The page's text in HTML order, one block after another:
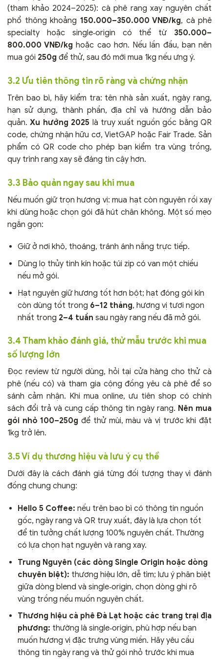
(tham khảo 2024–2025): cà phê rang xay nguyên chất
phổ thông khoảng 150.000–350.000 VNĐ/kg, cà phê
specialty hoặc single‑origin có thể từ 350.000–
800.000 VNĐ/kg hoặc cao hơn. Nếu lần đầu, bạn nên
mua gói 250g để thử, sau đó mới mua 1kg nếu ưng ý.
3.2 Ưu tiên thông tin rõ ràng và chứng nhận
Trên bao bì, hãy kiểm tra: tên nhà sản xuất, ngày rang,
hạn sử dụng, thành phần, địa chỉ và hướng dẫn bảo
quản.Xu hướng 2025 là truy xuất nguồn gốc bằng QR
code, chứng nhận hữu cơ, VietGAP hoặc Fair Trade. Sản
phẩm có QR code cho phép bạn kiểm tra vùng trồng,
quy trình rang xay sẽ đáng tin cậy hơn.
3.3 Bảo quản ngay sau khi mua
Nếu muốn giữ trọn hương vị: mua hạt còn nguyên rồi xay
khi dùng hoặc chọn gói đã hút chân không. Một số mẹo
ngắn gọn:
Giữ ở nơi khô, thoáng, tránh ánh nắng trực tiếp.
Dùng lọ thủy tinh kín hoặc túi zip có van một chiều
nếu mở gói.
Hạt nguyên giữ hương tốt hơn bột; hạt đóng gói kín
còn dùng tốt trong 6–12 tháng, hương vị tươi ngon
nhất trong 2–4 tuần sau ngày rang nếu đã mở gói.
3.4 Tham khảo đánh giá, thử mẫu trước khi mua
số lượng lớn
Đọc review từ người dùng, hỏi tại cửa hàng cho thử cà
phê (nếu có) và tham gia cộng đồng yêu cà phê để so
sánh cảm nhận. Khi mua online, ưu tiên shop có chính
sách đổi trả và cung cấp thông tin ngày rang. Nên mua
gói nhỏ 100–250g để thử mùi, màu và vị trước khi đặt
1kg trở lên.
3.5 Ví dụ thương hiệu và lưu ý cụ thể
Dưới đây là cách đánh giá từng đối tượng thay vì đánh
đồng chung chung:
Hello 5 Coffee: nếu trên bao bì có thông tin nguồn
gốc, ngày rang và QR truy xuất, đây là lựa chọn tốt
để tin tưởng chất lượng 100% nguyên chất. Thường
có lựa chọn hạt nguyên và rang xay.
Trung Nguyên (các dòng Single Origin hoặc dòng
chuyên biệt): thương hiệu lớn, dễ tìm; lưu ý phân biệt
giữa dòng blend và single‑origin, chọn dòng ghi rõ
vùng trồng nếu muốn nguyên chất.
Thương hiệu cà phê Đà Lạt hoặc các trang trại địa
phương: thường là single‑origin, phù hợp nếu bạn
muốn hương vị đặc trưng vùng miền. Hãy yêu cầu
thông tin ngày rang và thử gói nhỏ trước khi mua